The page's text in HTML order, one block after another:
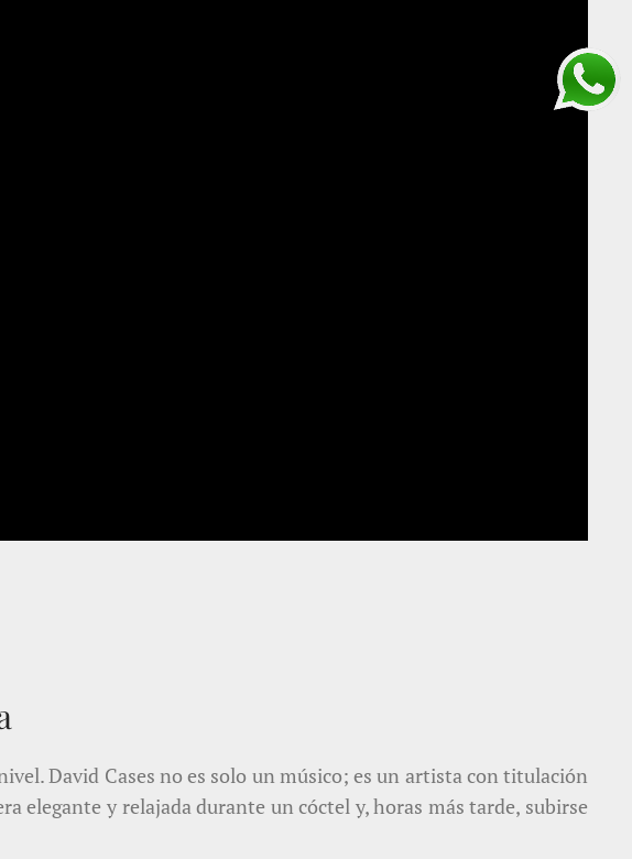
David Cases no es solo un músico; es un artista con titulación
elegante y relajada durante un cóctel y, horas más tarde, subirse